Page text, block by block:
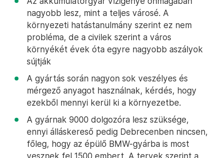
nagyobb lesz, mint a teljes városé. A
környezeti hatástanulmány szerint ez nem
probléma, de a civilek szerint a város
környékét évek óta egyre nagyobb aszályok
sújtják
A gyártás során nagyon sok veszélyes és
mérgező anyagot használnak, kérdés, hogy
ezekből mennyi kerül ki a környezetbe.
A gyárnak 9000 dolgozóra lesz szüksége,
ennyi álláskereső pedig Debrecenben nincsen,
főleg, hogy az épülő BMW-gyárba is most
vesznek fel 1500 embert. A tervek szerint a